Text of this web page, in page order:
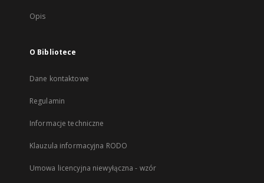
Opis
O Bibliotece
Dane kontaktowe
Regulamin
Informacje techniczne
Klauzula informacyjna RODO
Umowa licencyjna niewyłączna - wzór